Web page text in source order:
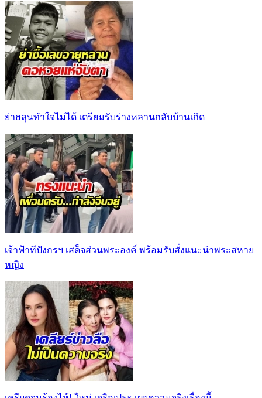
ย่าฮลุนทำใจไม่ได้ เตรียมรับร่างหลานกลับบ้านเกิด
เจ้าฟ้าทีปังกรฯ เสด็จส่วนพระองค์ พร้อมรับสั่งแนะนำพระสหาย
หญิง